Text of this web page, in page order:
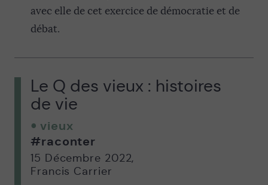
avec elle de cet exercice de démocratie et de
débat.
Le Q des vieux : histoires
de vie
vieux
#raconter
15 Décembre 2022,
Francis Carrier